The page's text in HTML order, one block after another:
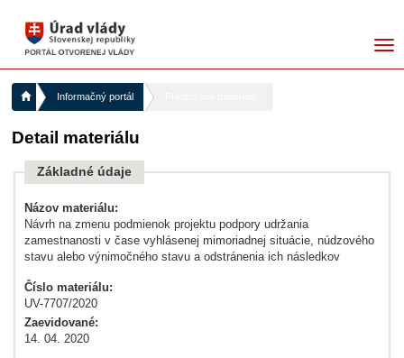
Informačný portál
Detail materiálu
Základné údaje
Názov materiálu:
Návrh na zmenu podmienok projektu podpory udržania
zamestnanosti v čase vyhlásenej mimoriadnej situácie, núdzového
stavu alebo výnimočného stavu a odstránenia ich následkov
Číslo materiálu:
UV-7707/2020
Zaevidované:
14. 04. 2020